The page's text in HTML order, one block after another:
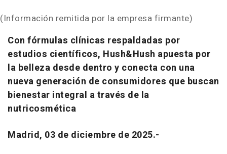
(Información remitida por la empresa firmante)
Con fórmulas clínicas respaldadas por
estudios científicos, Hush&Hush apuesta por
la belleza desde dentro y conecta con una
nueva generación de consumidores que buscan
bienestar integral a través de la
nutricosmética
Madrid, 03 de diciembre de 2025.-